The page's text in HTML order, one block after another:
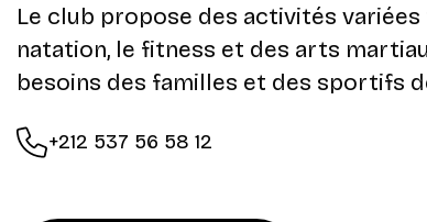
Le club propose des activités
natation, le fitness et des arts
besoins des familles et des sportifs
+212 537 56 58 12